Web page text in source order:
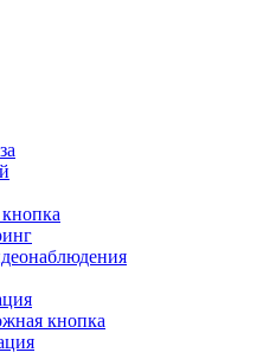
кнопка